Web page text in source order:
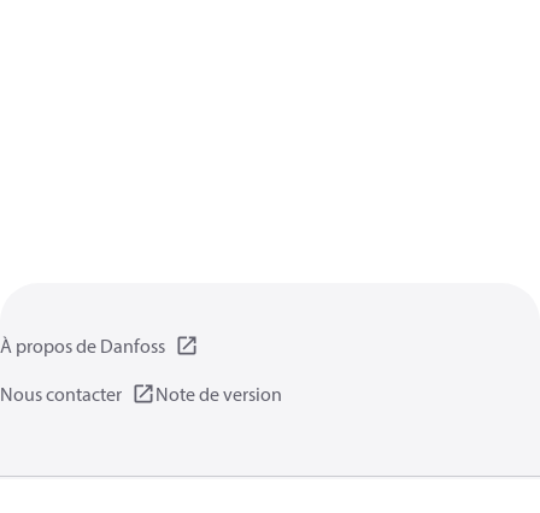
À propos de Danfoss
Nous contacter
Note de version